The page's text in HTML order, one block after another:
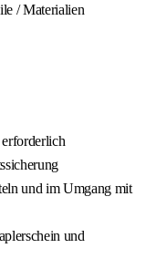
/ Materialien
und im Umgang mit
und